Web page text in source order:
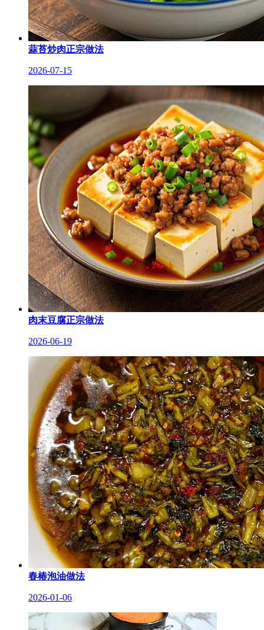
蒜苔炒肉正宗做法
2026-07-15
肉末豆腐正宗做法
2026-06-19
春椿泡油做法
2026-01-06